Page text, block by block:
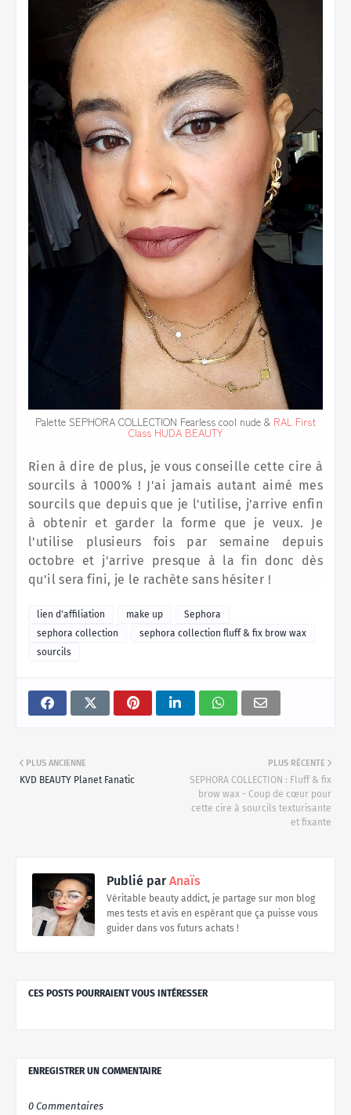
Palette SEPHORA COLLECTION Fearless cool nude & RAL First
Class HUDA BEAUTY
Rien à dire de plus, je vous conseille cette cire à
sourcils à 1000% ! J'ai jamais autant aimé mes
sourcils que depuis que je l'utilise, j'arrive enfin
à obtenir et garder la forme que je veux. Je
l'utilise plusieurs fois par semaine depuis
octobre et j'arrive presque à la fin donc dès
qu'il sera fini, je le rachète sans hésiter !
lien d'affiliation make up
Sephora
sephora collection
sephora collection fluff & fix brow wax
sourcils
PLUS RÉCENTE
SEPHORA COLLECTION : Fluff & fix
brow wax - Coup de cœur pour
cette cire à sourcils texturisante
et fixante
PLUS ANCIENNE
KVD BEAUTY Planet Fanatic
Publié parAnaïs
Véritable beauty addict, je partage sur mon blog
mes tests et avis en espérant que ça puisse vous
guider dans vos futurs achats !
CES POSTS POURRAIENT VOUS INTÉRESSER
ENREGISTRER UN COMMENTAIRE
0 Commentaires